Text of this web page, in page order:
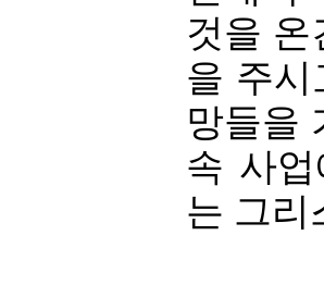
것을 온
을 주
망들을
속 사
는 그리